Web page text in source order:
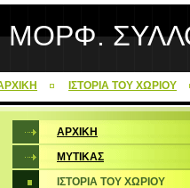
ΜΟΡΦ.
ΙΣΤΟΡΙΑ ΤΟΥ ΧΩΡΙΟΥ
ΑΡΧΙΚΗ
ΜΥΤΙΚΑΣ
ΙΣΤΟΡΙΑ ΤΟΥ ΧΩΡΙΟΥ